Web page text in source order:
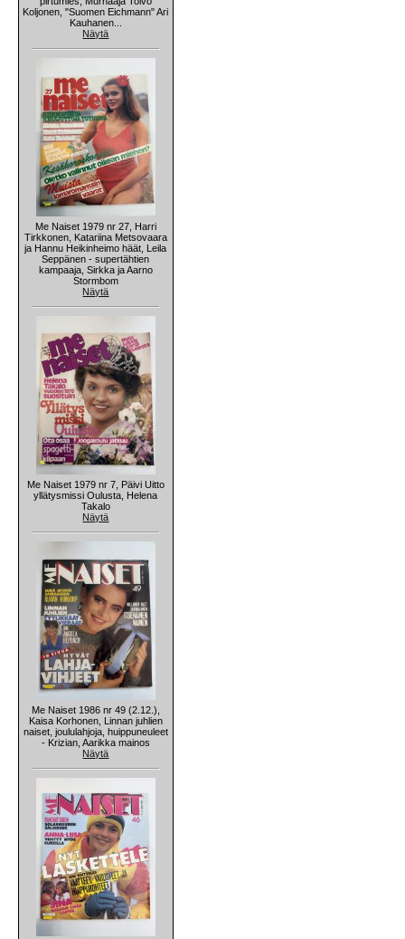
Koljonen, "Suomen Eichmann" Ari
Kauhanen...
Näytä
Me Naiset 1979 nr 27, Harri
Tirkkonen, Katariina Metsovaara
ja Hannu Heikinheimo häät, Leila
Seppänen - supertähtien
kampaaja, Sirkka ja Aarno
Stormbom
Näytä
Me Naiset 1979 nr 7, Päivi Uitto
yllätysmissi Oulusta, Helena
Takalo
Näytä
Me Naiset 1986 nr 49 (2.12.),
Kaisa Korhonen, Linnan juhlien
naiset, joululahjoja, huippuneuleet
- Krizian, Aarikka mainos
Näytä